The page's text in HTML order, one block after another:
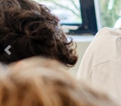
Ontdek.
Previous